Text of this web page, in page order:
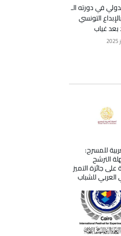
في دورته الـ
التونسي
بعد غياب
للمسرح:
الترشح
جائزة التميز
للشباب